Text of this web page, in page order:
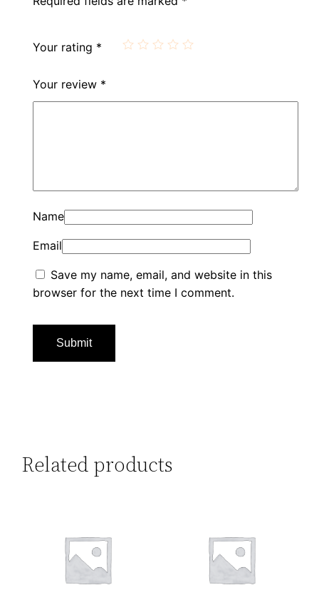
Your rating *
Your review *
Name
Email
Save my name, email, and website in this
browser for the next time I comment.
Related products